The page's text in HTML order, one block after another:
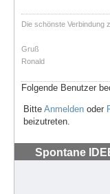
Die schönste Verbindung
Gruß
Ronald
Folgende Benutzer
Bitte Anmelden oder
beizutreten.
Spontane